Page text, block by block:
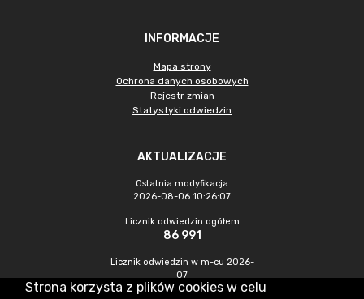
INFORMACJE
Mapa strony
Ochrona danych osobowych
Rejestr zmian
Statystyki odwiedzin
AKTUALIZACJE
Ostatnia modyfikacja
2026-08-06 10:26:07
Licznik odwiedzin ogółem
86 991
Licznik odwiedzin w m-cu 2026-
07
462
Strona korzysta z plików cookies w celu